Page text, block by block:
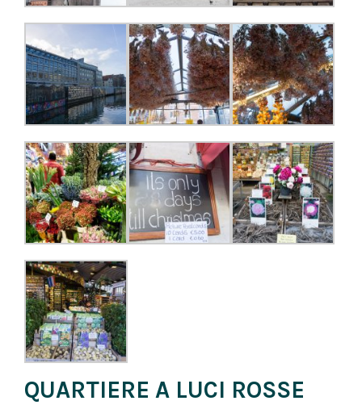
QUARTIERE A LUCI ROSSE